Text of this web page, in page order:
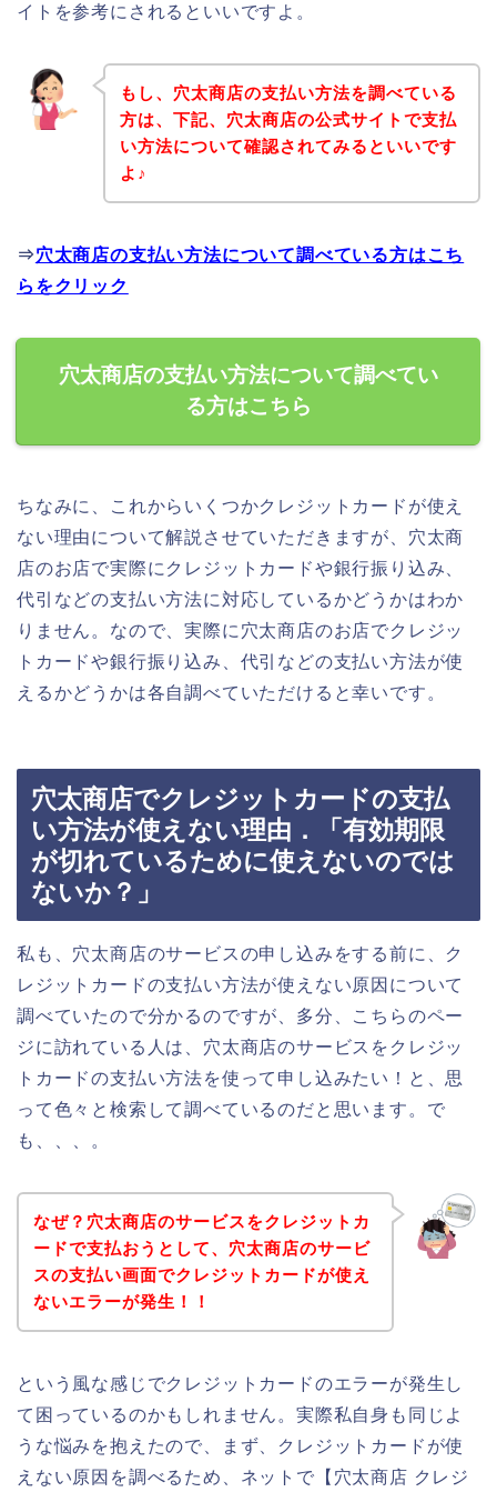
イトを参考にされるといいですよ。
もし、穴太商店の支払い方法を調べている
方は、下記、穴太商店の公式サイトで支払
い方法について確認されてみるといいです
よ♪
⇒穴太商店の支払い方法について調べている方はこち
らをクリック
穴太商店の支払い方法について調べてい
る方はこちら
ちなみに、これからいくつかクレジットカードが使え
ない理由について解説させていただきますが、穴太商
店のお店で実際にクレジットカードや銀行振り込み、
代引などの支払い方法に対応しているかどうかはわか
りません。なので、実際に穴太商店のお店でクレジッ
トカードや銀行振り込み、代引などの支払い方法が使
えるかどうかは各自調べていただけると幸いです。
穴太商店でクレジットカードの支払
い方法が使えない理由．「有効期限
が切れているために使えないのでは
ないか？」
私も、穴太商店のサービスの申し込みをする前に、ク
レジットカードの支払い方法が使えない原因について
調べていたので分かるのですが、多分、こちらのペー
ジに訪れている人は、穴太商店のサービスをクレジッ
トカードの支払い方法を使って申し込みたい！と、思
って色々と検索して調べているのだと思います。で
も、、、。
なぜ？穴太商店のサービスをクレジットカ
ードで支払おうとして、穴太商店のサービ
スの支払い画面でクレジットカードが使え
ないエラーが発生！！
という風な感じでクレジットカードのエラーが発生し
て困っているのかもしれません。実際私自身も同じよ
うな悩みを抱えたので、まず、クレジットカードが使
えない原因を調べるため、ネットで【穴太商店 クレジ